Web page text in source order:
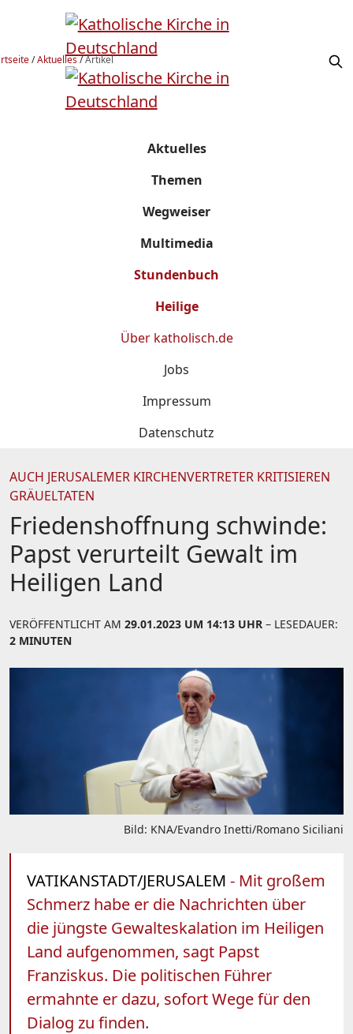
/Aktuelles/Artikel
Aktuelles
Themen
Wegweiser
Multimedia
Stundenbuch
Heilige
Über katholisch.de
Jobs
Impressum
Datenschutz
AUCH JERUSALEMER KIRCHENVERTRETER KRITISIEREN
GRÄUELTATEN
Friedenshoffnung schwinde:
Papst verurteilt Gewalt im
Heiligen Land
VERÖFFENTLICHT AM 29.01.2023 UM 14:13 UHR – LESEDAUER:
2 MINUTEN
Bild: KNA/Evandro Inetti/Romano Siciliani
VATIKANSTADT/JERUSALEM - Mit großem
Schmerz habe er die Nachrichten über
die jüngste Gewalteskalation im Heiligen
Land aufgenommen, sagt Papst
Franziskus. Die politischen Führer
ermahnte er dazu, sofort Wege für den
Dialog zu finden.